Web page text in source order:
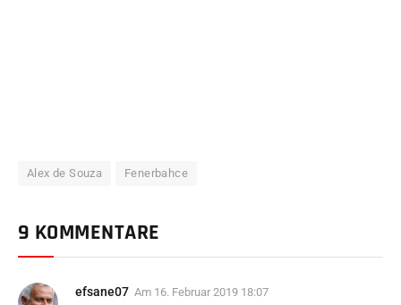
Alex de Souza Fenerbahce
9 KOMMENTARE
efsane07 Am 16. Februar 2019 18:07